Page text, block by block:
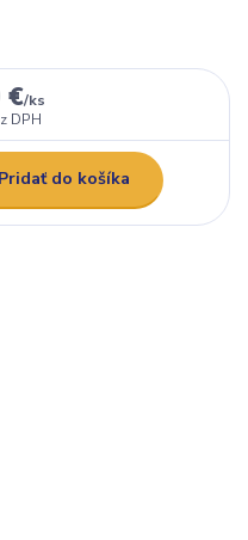
€/ks
DPH
Pridať do košíka